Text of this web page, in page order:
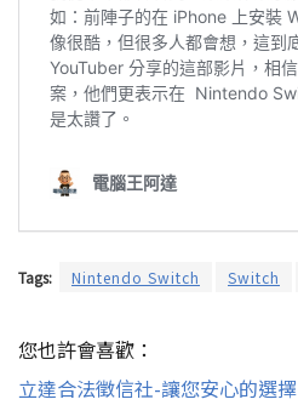
Tags: Nintendo Switch Switch
您也許會喜歡：
立達合法徵信社-讓您安心的選擇